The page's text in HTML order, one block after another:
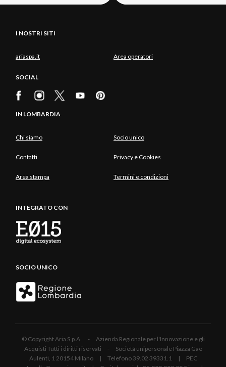
I NOSTRI SITI
ariaspa.it Area operatori
SOCIAL
IN LOMBARDIA
Chi siamo Socio unico
Contatti Privacy e Cookies
Area stampa Termini e condizioni
INTEGRATO CON
SOCIO UNICO
© Copyright Aria S.p.A. - Azienda Regionale per l'Innovazione e gli
Acquisti Tutti i diritti riservati - Società unipersonale Piazza Gae
Aulenti, 1 20154 Milano | Telefono 39.02 39331.1 | PEC